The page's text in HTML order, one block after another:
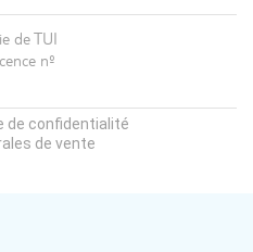
de TUI
nº
de confidentialité
de vente